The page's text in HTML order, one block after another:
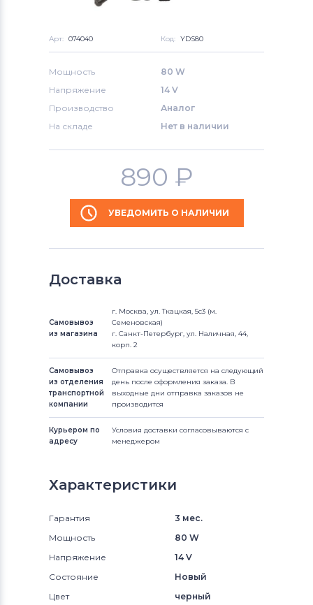
Арт: 074040 Код: YDS80
Мощность
80 W
Напряжение
14 V
Производство
Аналог
На складе
Нет в наличии
890 ₽
УВЕДОМИТЬ О НАЛИЧИИ
Доставка
Самовывоз
из магазина
г. Москва, ул. Ткацкая, 5с3 (м.
Семеновская)
г. Санкт-Петербург, ул. Наличная, 44,
корп. 2
Самовывоз
из отделения
транспортной
компании
Отправка осуществляется на следующий
день после оформления заказа. В
выходные дни отправка заказов не
производится
Курьером по
адресу
Условия доставки согласовываются с
менеджером
Характеристики
Гарантия
3 мес.
Мощность
80 W
Напряжение
14 V
Состояние
Новый
Цвет
черный